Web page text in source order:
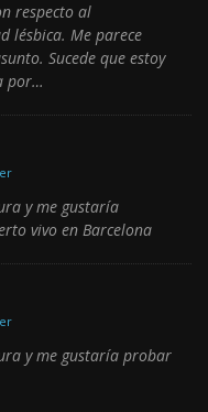
respecto al
lésbica. Me parece
Sucede que estoy
por…
y me gustaría
vivo en Barcelona
y me gustaría probar